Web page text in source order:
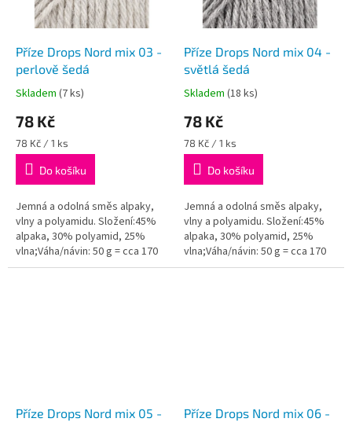
Příze Drops Nord mix 03 -
perlově šedá
Průměrné
produktu
je
5,0
5
hvězdiček.
Skladem (7 ks)
78 Kč
Měrná
cena:
78 Kč / 1 ks
Do košíku
Jemná a odolná směs alpaky,
vlny a polyamidu. Složení:45%
alpaka, 30% polyamid, 25%
vlna;Váha/návin: 50 g = cca 170
metrů;Doporučená síla jehlic: 3
Příze Drops Nord mix 04 -
světlá šedá
Průměrné
produktu
je
5,0
5
hvězdiček.
Skladem (18 ks)
78 Kč
Měrná
cena:
78 Kč / 1 ks
Do košíku
Jemná a odolná směs alpaky,
vlny a polyamidu. Složení:45%
alpaka, 30% polyamid, 25%
vlna;Váha/návin: 50 g = cca 170
metrů;Doporučená síla jehlic: 3
Příze Drops Nord mix 05 -
Příze Drops Nord mix 06 -